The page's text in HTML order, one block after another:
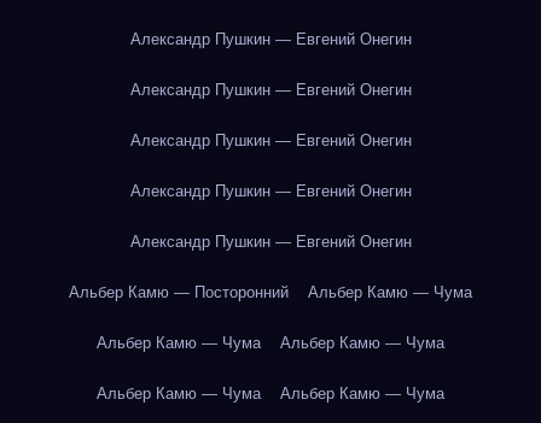
Александр Пушкин — Евгений Онегин
Александр Пушкин — Евгений Онегин
Александр Пушкин — Евгений Онегин
Александр Пушкин — Евгений Онегин
Александр Пушкин — Евгений Онегин
Альбер Камю — Посторонний Альбер Камю — Чума
Альбер Камю — Чума Альбер Камю — Чума
Альбер Камю — Чума Альбер Камю — Чума